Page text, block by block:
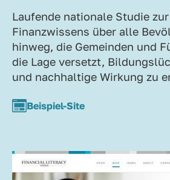
Laufende nationale Studie
Finanzwissens über alle
hinweg, die Gemeinden und
die Lage versetzt,
und nachhaltige Wirkung zu
Beispiel-Site